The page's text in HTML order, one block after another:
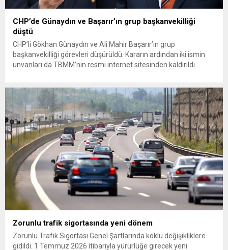
CHP’de Günaydın ve Başarır’ın grup başkanvekilliği
düştü
CHP’li Gökhan Günaydın ve Ali Mahir Başarır’ın grup
başkanvekilliği görevleri düşürüldü. Kararın ardından iki ismin
unvanları da TBMM’nin resmi internet sitesinden kaldırıldı.
çıkarma cezası uygulanmak üzere Yüksek Disiplin Kurulu’na
(YDK) sevk edilen ve partideki tüm görevlerinden...
Zorunlu trafik sigortasında yeni dönem
Zorunlu Trafik Sigortası Genel Şartlarında köklü değişikliklere
gidildi. 1 Temmuz 2026 itibarıyla yürürlüğe girecek yeni